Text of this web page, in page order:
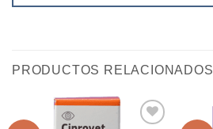
PRODUCTOS RELACIONADOS